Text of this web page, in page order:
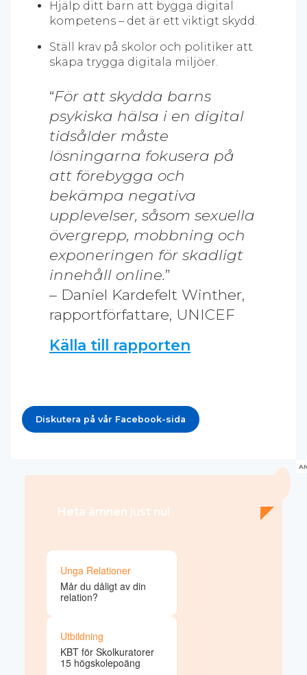
Hjälp ditt barn att bygga digital
kompetens – det är ett viktigt skydd.
Ställ krav på skolor och politiker att
skapa trygga digitala miljöer.
“För att skydda barns
psykiska hälsa i en digital
tidsålder måste
lösningarna fokusera på
att förebygga och
bekämpa negativa
upplevelser, såsom sexuella
övergrepp, mobbning och
exponeringen för skadligt
innehåll online.”
– Daniel Kardefelt Winther,
rapportförfattare, UNICEF
Källa till rapporten
Diskutera på vår Facebook-sida
Heta ämnen just nu!
Unga Relationer
Mår du dåligt av din
relation?
Utbildning
KBT för Skolkuratorer
15 högskolepoäng